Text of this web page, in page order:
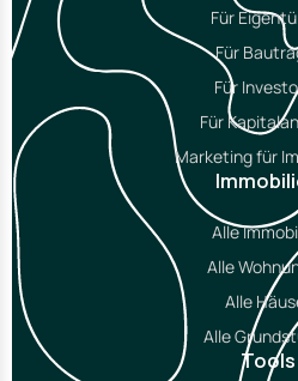
Für
Für
Für
Für
Marketing für
Alle
Alle
Alle
Alle
Tools